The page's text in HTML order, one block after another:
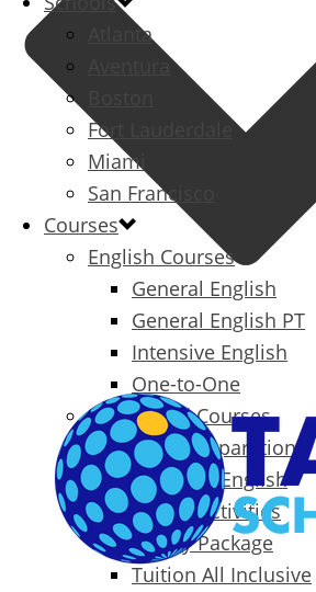
Atlanta
Aventura
Fort Lauderdale
Miami
San Francisco
Courses
English Courses
General English
General English PT
Intensive English
One-to-One
Specialized Courses
Exam Preparation
Business English
Packages & Activities
Family Package
Tuition All Inclusive